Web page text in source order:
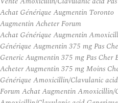
Achat Générique Augmentin Toronto
Augmentin Acheter Forum
Achat Générique Augmentin
Générique Augmentin 375 mg Pas
Generic Augmentin 375 mg Pas Cher
Acheter Augmentin 375 mg Moins
Générique Amoxicillin/Clavulanic
Forum Achat Augmentin Amoxicillin/